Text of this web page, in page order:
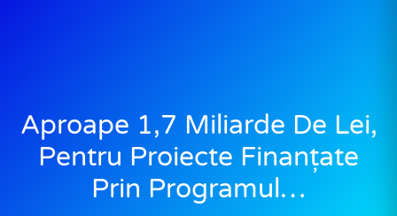
Aproape 1,7 Miliarde De Lei,
Pentru Proiecte Finanțate
Prin Programul…